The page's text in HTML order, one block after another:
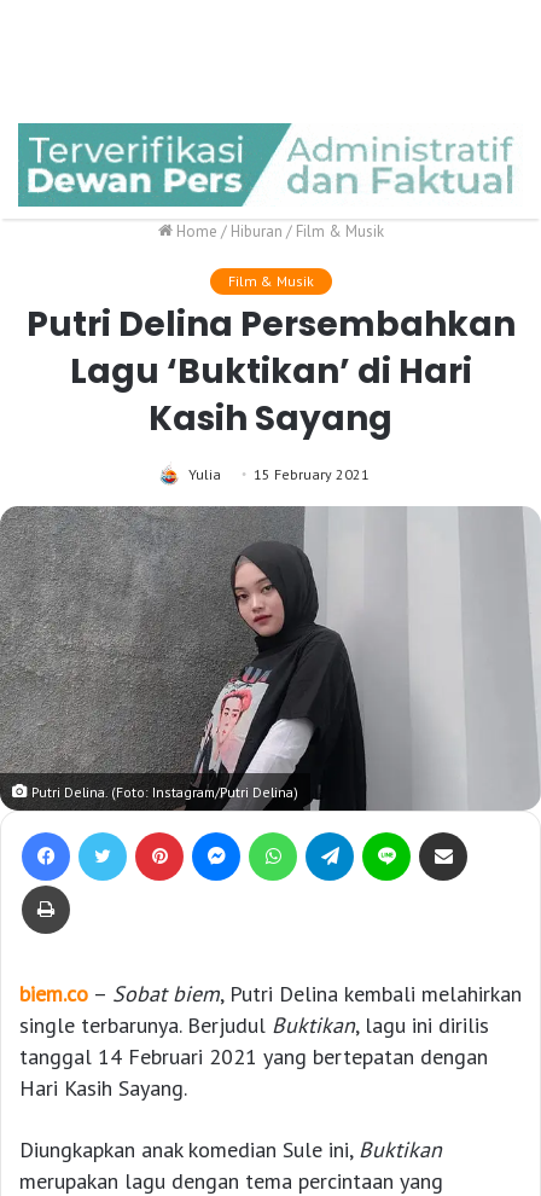
Home / Hiburan / Film & Musik
Film & Musik
Putri Delina Persembahkan
Lagu ‘Buktikan’ di Hari
Kasih Sayang
Yulia 15 February 2021
Putri Delina. (Foto: Instagram/Putri Delina)
biem.co – Sobat biem, Putri Delina kembali melahirkan
single terbarunya. Berjudul Buktikan, lagu ini dirilis
tanggal 14 Februari 2021 yang bertepatan dengan
Hari Kasih Sayang.
Diungkapkan anak komedian Sule ini, Buktikan
merupakan lagu dengan tema percintaan yang